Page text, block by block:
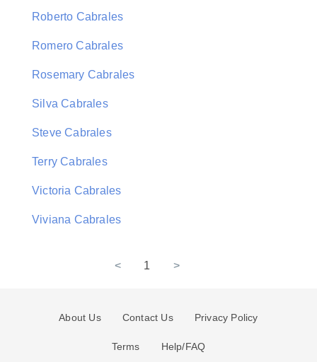
Roberto Cabrales
Romero Cabrales
Rosemary Cabrales
Silva Cabrales
Steve Cabrales
Terry Cabrales
Victoria Cabrales
Viviana Cabrales
< 1 >
About Us Contact Us Privacy Policy
Terms Help/FAQ